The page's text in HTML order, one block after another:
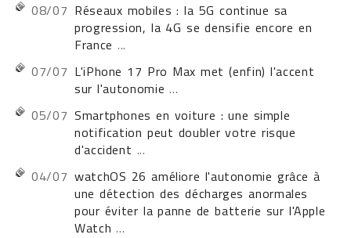
08/07 Réseaux mobiles : la 5G continue sa
progression, la 4G se densifie encore en
France ...
07/07 L'iPhone 17 Pro Max met (enfin) l'accent
sur l'autonomie ...
05/07 Smartphones en voiture : une simple
notification peut doubler votre risque
d'accident ...
04/07 watchOS 26 améliore l'autonomie grâce à
une détection des décharges anormales
pour éviter la panne de batterie sur l'Apple
Watch ...